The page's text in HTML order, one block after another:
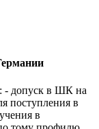
- допуск в ШК на
поступления в
в